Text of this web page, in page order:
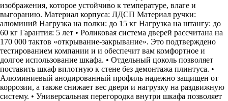
изображения, которое устойчиво к температуре, влаге и
выгоранию. Материал корпуса: ЛДСП Материал ручки:
алюминий Нагрузка на полки: до 15 кг Нагрузка на штангу: до
60 кг Гарантия: 5 лет • Роликовая система дверей рассчитана на
170 000 тактов «открывание-закрывание». Это подтверждено
тестированием компании и и обеспечит вам комфортное и
долгое использование шкафа. • Отдельный цоколь позволяет
поставить шкаф вплотную к стене без демонтажа плинтуса. •
Алюминиевый анодированный профиль надежно защищен от
коррозии, а также снижает вес двери и нагрузку на раздвижную
систему. • Универсальная перегородка внутри шкафа позволяет